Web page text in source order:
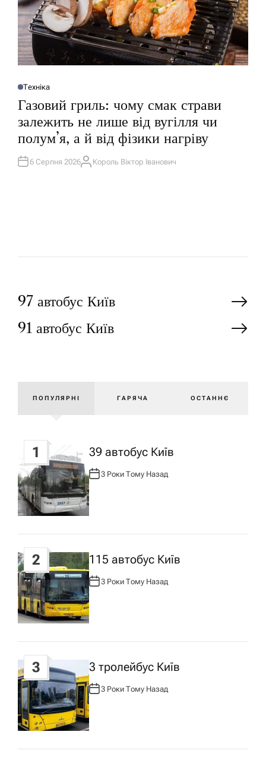
О
Л
І
К
У
А
Т
Техніка
Газовий гриль: чому смак страви
залежить не лише від вугілля чи
полум’я, а й від фізики нагріву
6 Серпня 2026А
Король Віктор Іванович
Н
а
г
а
ц
і
я
з
а
п
и
с
у
97 автобус Київ
91 автобус Київ
ПОПУЛЯРНІ ГАРЯЧА ОСТАННЄ
1 39 автобус Київ
А
В
Т
О
Р
:
3 Роки Тому Назад
2 115 автобус Київ
А
Т
О
Р
:
3 Роки Тому Назад
3 3 тролейбус Київ
А
В
Т
О
Р
:
3 Роки Тому Назад